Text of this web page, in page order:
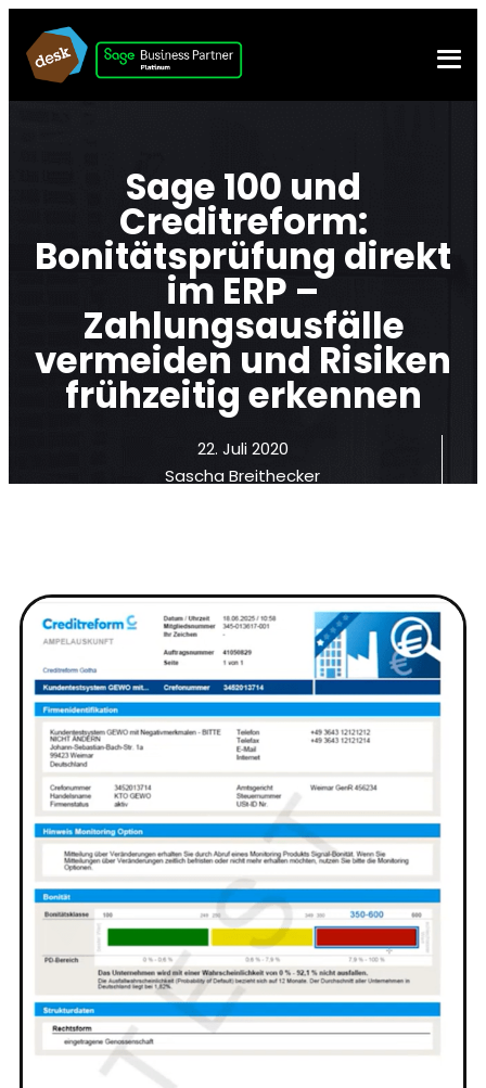
Sage 100 und
Creditreform:
Bonitätsprüfung direkt
im ERP –
Zahlungsausfälle
vermeiden und Risiken
frühzeitig erkennen
22. Juli 2020
Sascha Breithecker